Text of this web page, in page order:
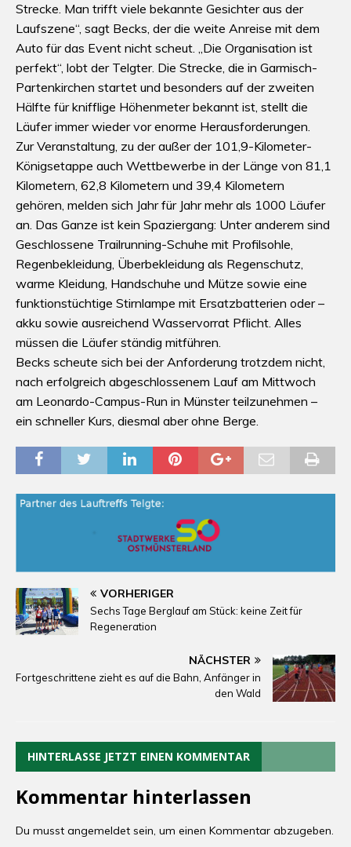
Strecke. Man trifft viele bekannte Gesichter aus der
Laufszene“, sagt Becks, der die weite Anreise mit dem
Auto für das Event nicht scheut. „Die Organisation ist
perfekt“, lobt der Telgter. Die Strecke, die in Garmisch-
Partenkirchen startet und besonders auf der zweiten
Hälfte für knifflige Höhenmeter bekannt ist, stellt die
Läufer immer wieder vor enorme Herausforderungen.
Zur Veranstaltung, zu der außer der 101,9-Kilometer-
Königsetappe auch Wettbewerbe in der Länge von 81,1
Kilometern, 62,8 Kilometern und 39,4 Kilometern
gehören, melden sich Jahr für Jahr mehr als 1000 Läufer
an. Das Ganze ist kein Spaziergang: Unter anderem sind
Geschlossene Trailrunning-Schuhe mit Profilsohle,
Regenbekleidung, Überbekleidung als Regenschutz,
warme Kleidung, Handschuhe und Mütze sowie eine
funktionstüchtige Stirnlampe mit Ersatzbatterien oder –
akku sowie ausreichend Wasservorrat Pflicht. Alles
müssen die Läufer ständig mitführen.
Becks scheute sich bei der Anforderung trotzdem nicht,
nach erfolgreich abgeschlossenem Lauf am Mittwoch
am Leonardo-Campus-Run in Münster teilzunehmen –
ein schneller Kurs, diesmal aber ohne Berge.
VORHERIGER
Sechs Tage Berglauf am Stück: keine Zeit für
Regeneration
NÄCHSTER
Fortgeschrittene zieht es auf die Bahn, Anfänger in
den Wald
HINTERLASSE JETZT EINEN KOMMENTAR
Kommentar hinterlassen
Du musst angemeldet sein, um einen Kommentar abzugeben.